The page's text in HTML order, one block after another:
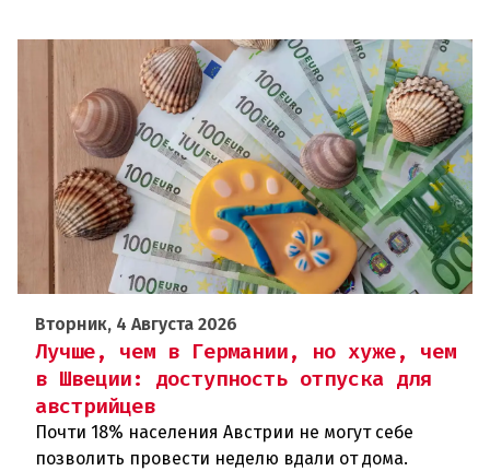
Вторник, 4 Августа 2026
Лучше, чем в Германии, но хуже, чем
в Швеции: доступность отпуска для
австрийцев
Почти 18% населения Австрии не могут себе
позволить провести неделю вдали от дома.